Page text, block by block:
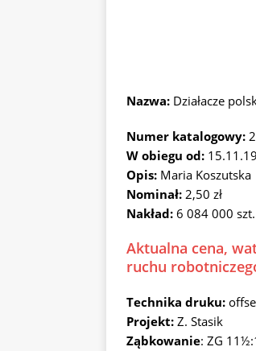
Nazwa: Działacze
Numer katalogowy:
W obiegu od:
Opis: Maria Koszutska
Nominał: 2,50 zł
Nakład: 6 084 000 szt.
Aktualna cena,
ruchu
Technika druku:
Projekt: Z. Stasik
Ząbkowanie: ZG